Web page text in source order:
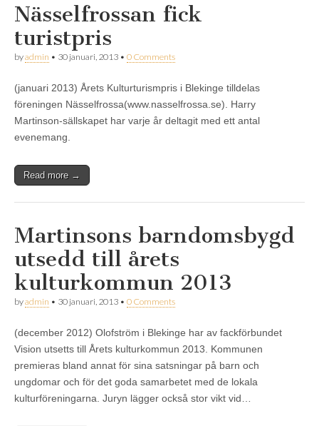
Nässelfrossan fick
turistpris
byadmin • 30 januari, 2013 • 0 Comments
(januari 2013) Årets Kulturturismpris i Blekinge tilldelas
föreningen Nässelfrossa(www.nasselfrossa.se). Harry
Martinson-sällskapet har varje år deltagit med ett antal
evenemang.
Read more →
Martinsons barndomsbygd
utsedd till årets
kulturkommun 2013
byadmin • 30 januari, 2013 • 0 Comments
(december 2012) Olofström i Blekinge har av fackförbundet
Vision utsetts till Årets kulturkommun 2013. Kommunen
premieras bland annat för sina satsningar på barn och
ungdomar och för det goda samarbetet med de lokala
kulturföreningarna. Juryn lägger också stor vikt vid…